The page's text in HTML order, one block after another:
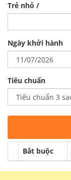
Trẻ nhỏ /
Ngày khởi hành
Tiêu chuẩn
Bắt buộc